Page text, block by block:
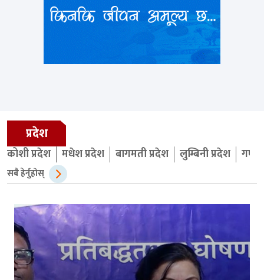
प्रदेश
कोशी प्रदेश मधेश प्रदेश बागमती प्रदेश लुम्बिनी प्रदेश
सबै हेर्नुहोस्